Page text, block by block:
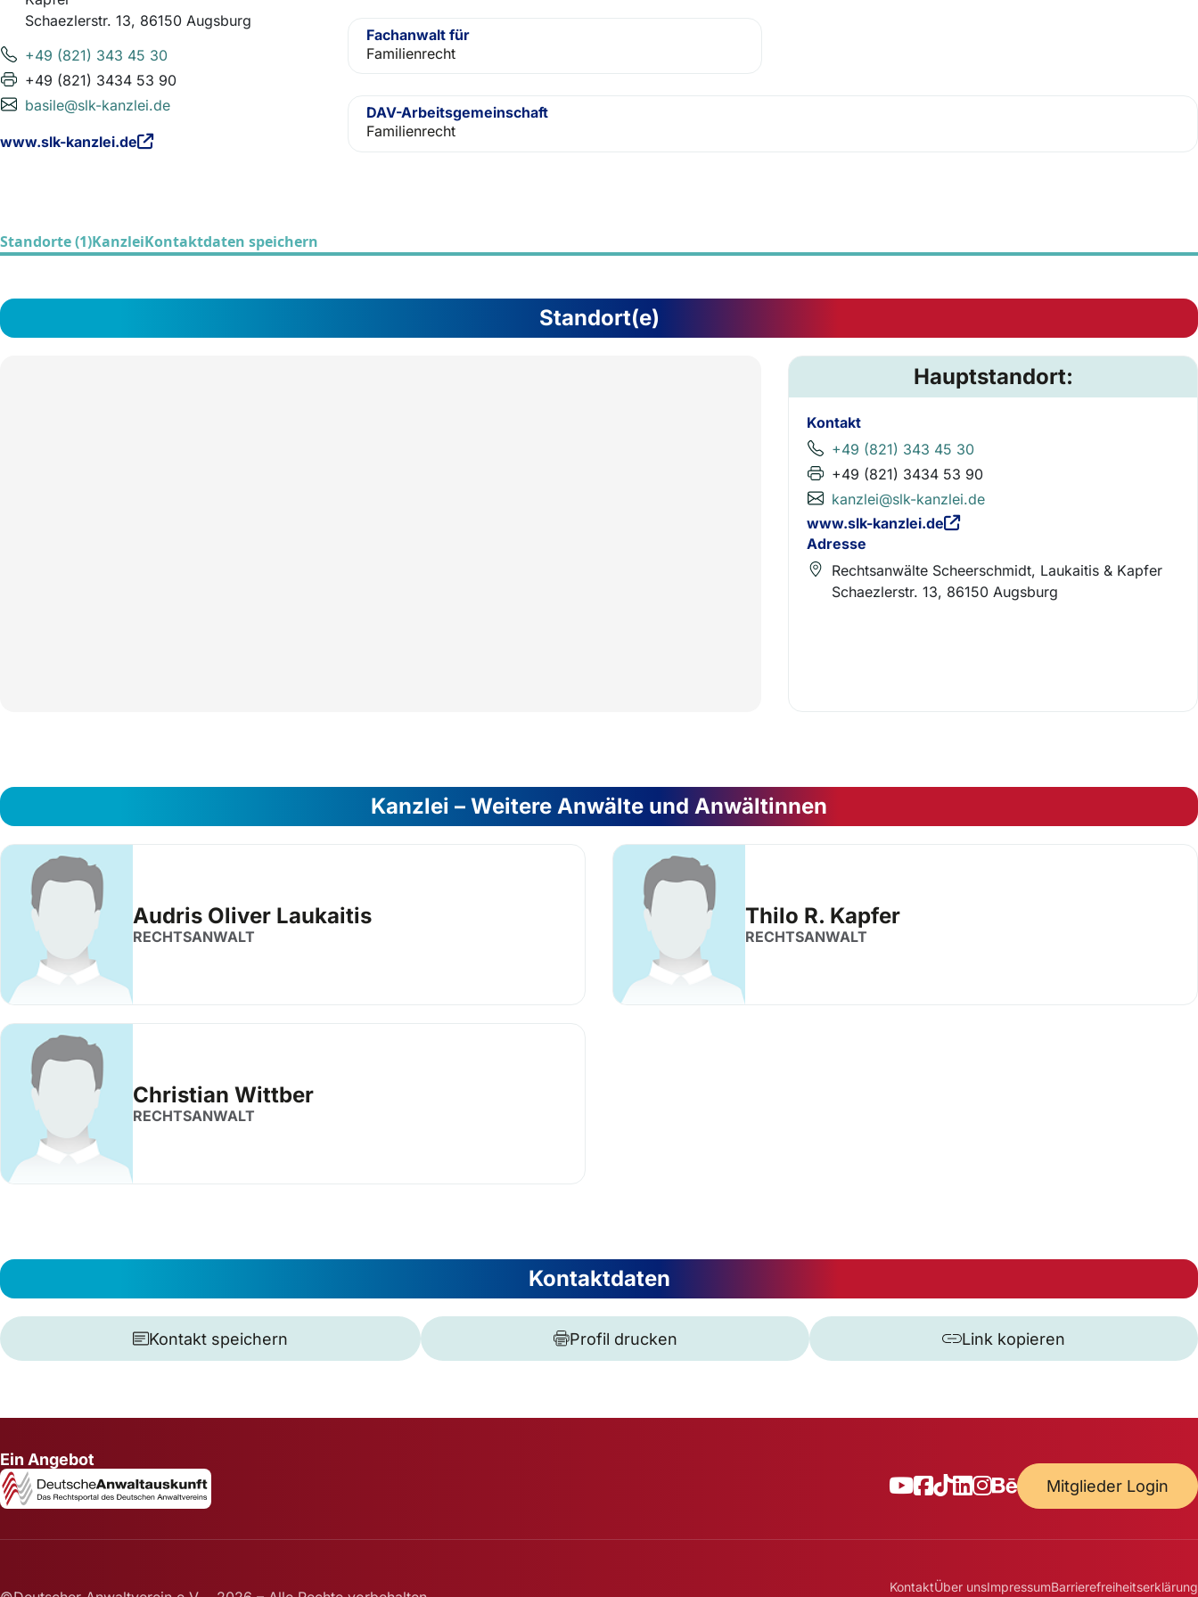
Schaezlerstr. 13, 86150 Augsburg
+49 (821) 343 45 30
+49 (821) 3434 53 90
basile@slk-kanzlei.de
www.slk-kanzlei.de
Fachanwalt für
Familienrecht
DAV-Arbeitsgemeinschaft
Familienrecht
Standorte (1)KanzleiKontaktdaten speichern
Standort(e)
Hauptstandort:
Kontakt
+49 (821) 343 45 30
+49 (821) 3434 53 90
kanzlei@slk-kanzlei.de
www.slk-kanzlei.de
Adresse
Rechtsanwälte Scheerschmidt, Laukaitis & Kapfer
Schaezlerstr. 13, 86150 Augsburg
Kanzlei – Weitere Anwälte und Anwältinnen
Audris Oliver Laukaitis
RECHTSANWALT
Thilo R. Kapfer
RECHTSANWALT
Christian Wittber
RECHTSANWALT
Kontaktdaten
Kontakt speichern Profil drucken Link kopieren
Ein Angebot
Mitglieder Login
KontaktÜber unsImpressumBarrierefreiheitserklärung